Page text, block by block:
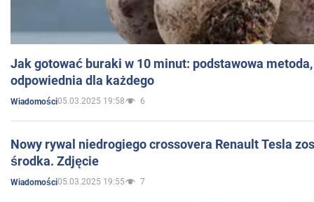
Jak gotować buraki w 10 minut: podstawowa
odpowiednia dla każdego
Wiadomości05.03.2025 19:58 6
Nowy rywal niedrogiego crossovera Renault Tesla
środka. Zdjęcie
Wiadomości05.03.2025 19:55 7